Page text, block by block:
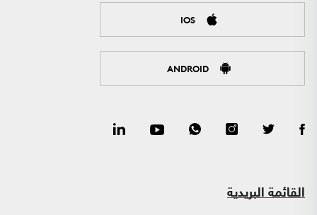
IOS
ANDROID
القائمة البريدية